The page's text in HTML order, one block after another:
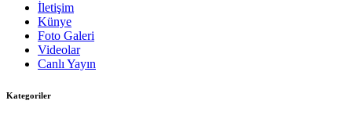
İletişim
Künye
Foto Galeri
Videolar
Canlı Yayın
Kategoriler